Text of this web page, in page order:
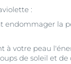
:
endommager la
à votre peau
de soleil et